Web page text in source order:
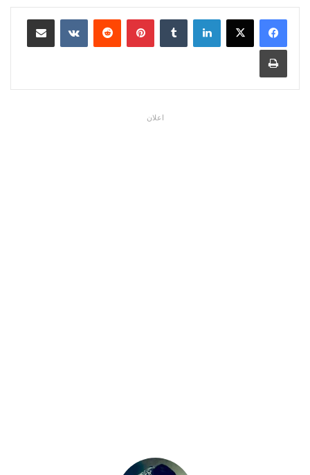
لينكدإن بينتيريست مشاركة عبر البريد
طباعة
اعلان